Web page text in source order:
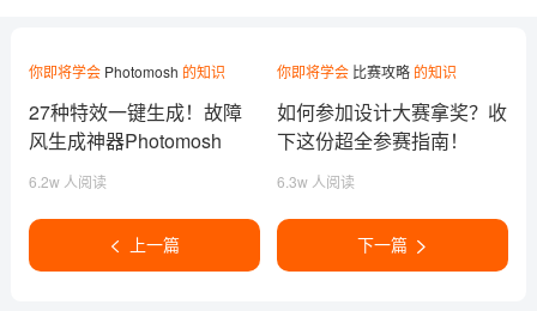
你即将学会 Photomosh 的知识
27种特效一键生成！故障
风生成神器Photomosh
6.2w 人阅读
上一篇
你即将学会 比赛攻略 的知识
如何参加设计大赛拿奖？收
下这份超全参赛指南！
6.3w 人阅读
下一篇